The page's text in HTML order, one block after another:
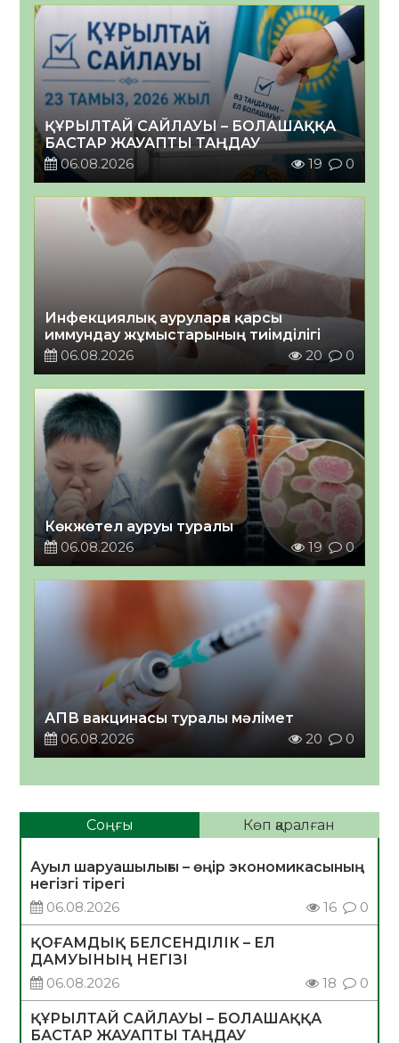
ҚҰРЫЛТАЙ САЙЛАУЫ – БОЛАШАҚҚА
БАСТАР ЖАУАПТЫ ТАҢДАУ
06.08.2026
19 0
Инфекциялық ауруларға қарсы
иммундау жұмыстарының тиімділігі
06.08.2026
20 0
Көкжөтел ауруы туралы
06.08.2026
19 0
АПВ вакцинасы туралы мәлімет
06.08.2026
20 0
Соңғы Көп қаралған
Ауыл шаруашылығы – өңір экономикасының
негізгі тірегі
06.08.2026
16 0
ҚОҒАМДЫҚ БЕЛСЕНДІЛІК – ЕЛ
ДАМУЫНЫҢ НЕГІЗІ
06.08.2026
18 0
ҚҰРЫЛТАЙ САЙЛАУЫ – БОЛАШАҚҚА
БАСТАР ЖАУАПТЫ ТАҢДАУ